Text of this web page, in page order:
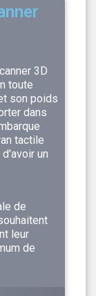
3D
toute
son poids
dans
tactile
un
de
leur
de